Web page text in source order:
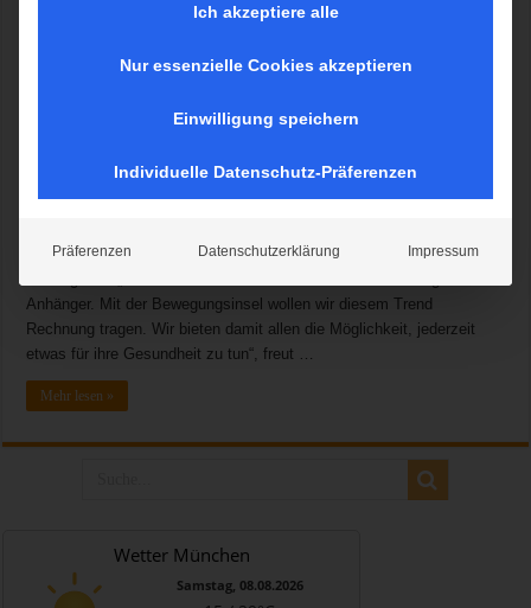
Gute Nachricht für alle, die sich gern an der frischen Luft bewegen
zusammen mit der Olympiapark München GmbH (OMG) eine neue
Bewegungsinsel handelt es sich um einen Outdoor-Trainingspark mit
Einbindung von Koordinations- und Balancegeräten. Die einzelnen
konzipiert. Dabei steht ein ganzheitliches Körpertraining im
Anhänger. Mit der Bewegungsinsel wollen wir diesem Trend
Rechnung tragen. Wir bieten damit allen die Möglichkeit, jederzeit
etwas für ihre Gesundheit zu tun“, freut …
Mehr lesen »
Wetter München
Samstag, 08.08.2026
Ich akzeptiere alle
Nur essenzielle Cookies akzeptieren
Einwilligung speichern
Individuelle Datenschutz-Präferenzen
Präferenzen Datenschutzerklärung Impressum